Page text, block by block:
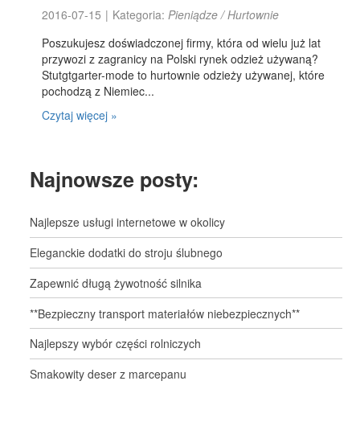
2016-07-15 | Kategoria:Pieniądze / Hurtownie
Poszukujesz doświadczonej firmy, która od wielu już lat
przywozi z zagranicy na Polski rynek odzież używaną?
Stutgtgarter-mode to hurtownie odzieży używanej, które
pochodzą z Niemiec...
Czytaj więcej »
Najnowsze posty:
Najlepsze usługi internetowe w okolicy
Eleganckie dodatki do stroju ślubnego
Zapewnić długą żywotność silnika
**Bezpieczny transport materiałów niebezpiecznych**
Najlepszy wybór części rolniczych
Smakowity deser z marcepanu